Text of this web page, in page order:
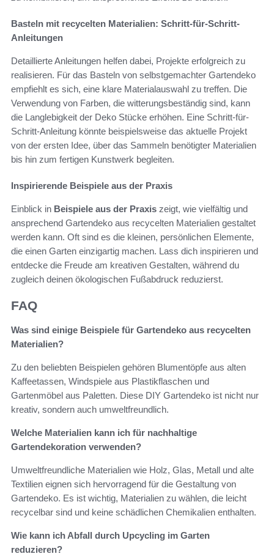
Basteln mit recycelten Materialien: Schritt-für-Schritt-
Anleitungen
Detaillierte Anleitungen helfen dabei, Projekte erfolgreich zu
realisieren. Für das Basteln von selbstgemachter Gartendeko
empfiehlt es sich, eine klare Materialauswahl zu treffen. Die
Verwendung von Farben, die witterungsbeständig sind, kann
die Langlebigkeit der Deko Stücke erhöhen. Eine Schritt-für-
Schritt-Anleitung könnte beispielsweise das aktuelle Projekt
von der ersten Idee, über das Sammeln benötigter Materialien
bis hin zum fertigen Kunstwerk begleiten.
Inspirierende Beispiele aus der Praxis
Einblick in Beispiele aus der Praxis zeigt, wie vielfältig und
ansprechend Gartendeko aus recycelten Materialien gestaltet
werden kann. Oft sind es die kleinen, persönlichen Elemente,
die einen Garten einzigartig machen. Lass dich inspirieren und
entdecke die Freude am kreativen Gestalten, während du
zugleich deinen ökologischen Fußabdruck reduzierst.
FAQ
Was sind einige Beispiele für Gartendeko aus recycelten
Materialien?
Zu den beliebten Beispielen gehören Blumentöpfe aus alten
Kaffeetassen, Windspiele aus Plastikflaschen und
Gartenmöbel aus Paletten. Diese DIY Gartendeko ist nicht nur
kreativ, sondern auch umweltfreundlich.
Welche Materialien kann ich für nachhaltige
Gartendekoration verwenden?
Umweltfreundliche Materialien wie Holz, Glas, Metall und alte
Textilien eignen sich hervorragend für die Gestaltung von
Gartendeko. Es ist wichtig, Materialien zu wählen, die leicht
recycelbar sind und keine schädlichen Chemikalien enthalten.
Wie kann ich Abfall durch Upcycling im Garten
reduzieren?